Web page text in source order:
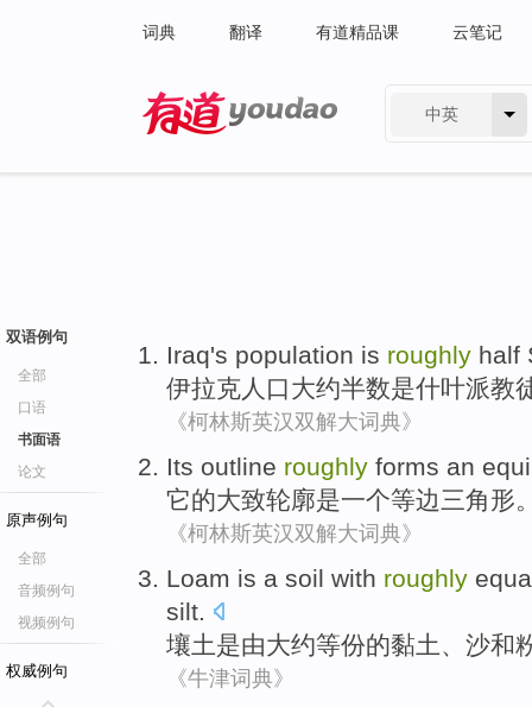
词典 翻译 有道精品课 云笔记
中英
双语例句
全部
口语
书面语
论文
原声例句
全部
音频例句
视频例句
权威例句
Iraq's population is roughly half
伊拉克人口大约半数是什叶派教
《柯林斯英汉双解大词典》
Its outline roughly forms an
它的大致轮廓是一个等边三角形
《柯林斯英汉双解大词典》
Loam is a soil with roughly
silt
壤土是由大约等份的黏土 沙和
《牛津词典》